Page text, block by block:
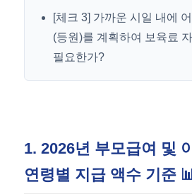
[체크 3] 가까운 시일 내에
(등원)를 계획하여 보육료
필요한가?
1. 2026년 부모급여 및
연령별 지급 액수 기준